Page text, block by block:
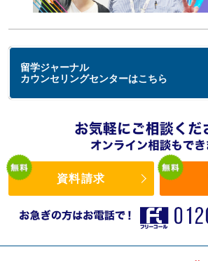
留学ジャーナル
カウンセリングセンターはこちら
資料請求